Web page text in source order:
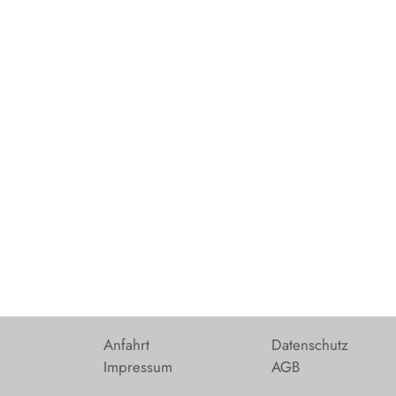
Anfahrt
Impressum
Datenschutz
AGB